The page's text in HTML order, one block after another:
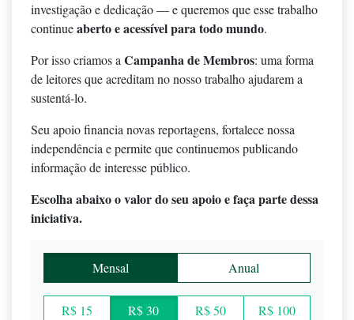
investigação e dedicação — e queremos que esse trabalho
continueaberto e acessível para todo mundo.
Por isso criamos a Campanha de Membros: uma forma
de leitores que acreditam no nosso trabalho ajudarem a
sustentá-lo.
Seu apoio financia novas reportagens, fortalece nossa
independência e permite que continuemos publicando
informação de interesse público.
Escolha abaixo o valor do seu apoio e faça parte dessa
iniciativa.
Mensal Anual
R$ 15 R$ 30 R$ 50 R$ 100